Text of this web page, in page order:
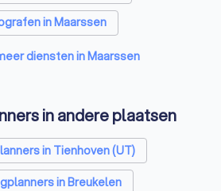
in Maarssen
diensten in Maarssen
in andere plaatsen
in Tienhoven (UT)
in Breukelen